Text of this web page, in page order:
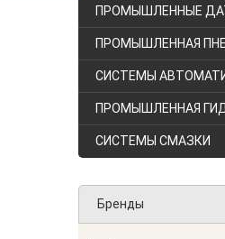
ПРОМЫШЛЕННЫЕ
ПРОМЫШЛЕННАЯ
СИСТЕМЫ
ПРОМЫШЛЕННАЯ
СИСТЕМЫ СМАЗКИ
Бренды